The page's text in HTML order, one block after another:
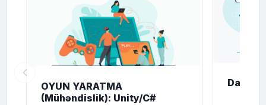
OYUN YARATMA
(Mühəndislik): Unity/C#
Data